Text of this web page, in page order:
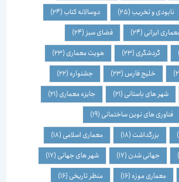
نابودی و تخریب(25) دوسالانه کتاب(24)
ایرانی(24) فضای سبز(24)
گردشگری(23) هویت معماری(23)
خلیج فارس(23) جشنواره(22)
شهر های باستانی(21) جایزه معماری(21)
فناوری های نوین ساختمانی(19)
بزرگداشت(18) معماری اسلامی(18)
جهانی شدن(17) شهر های جهانی(17)
معماری موزه(16) منظر تاریخی(16)